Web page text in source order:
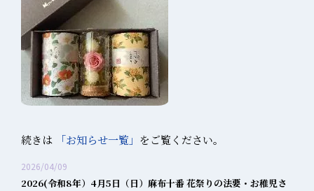
続きは 「お知らせ一覧」 をご覧ください。
2026/04/09
2026(令和8年）4月5日（日）麻布十番 花祭りの法要・お稚児さ